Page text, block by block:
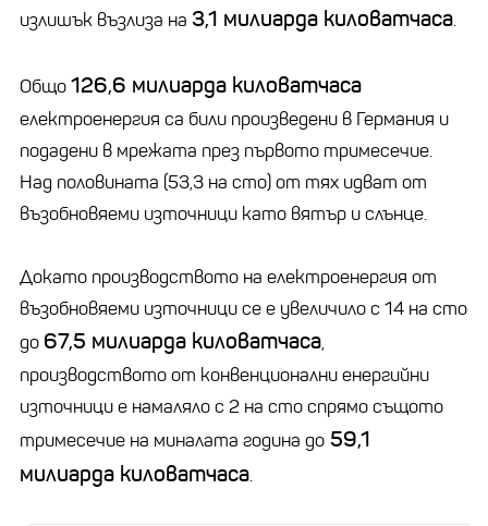
излишък възлиза на 3,1 милиарда киловатчаса.
Общо126,6 милиарда киловатчаса
електроенергия са били произведени в Германия и
подадени в мрежата през първото тримесечие.
Над половината (53,3 на сто) от тях идват от
възобновяеми източници като вятър и слънце.
Докато производството на електроенергия от
възобновяеми източници се е увеличило с 14 на сто
до 67,5 милиарда киловатчаса,
производството от конвенционални енергийни
източници е намаляло с 2 на сто спрямо същото
тримесечие на миналата година до 59,1
милиарда киловатчаса.